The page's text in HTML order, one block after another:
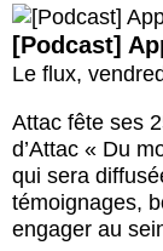
[Podcast]
Le flux,
Attac fête ses
d’Attac « Du
qui sera
témoignages,
engager au